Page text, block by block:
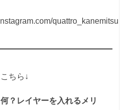
quattro_kanemitsu
ちら↓
？レイヤーを入れるメリ